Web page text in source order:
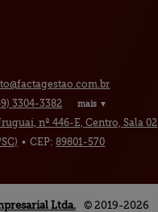
factagestao.com.br
3304-3382 mais ▼
nº 446-E, Centro, Sala 02
• CEP:89801-570
Ltda. © 2019-2026